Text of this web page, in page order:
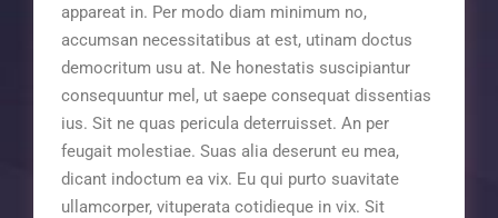
appareat in. Per modo diam minimum no,
accumsan necessitatibus at est, utinam doctus
democritum usu at. Ne honestatis suscipiantur
consequuntur mel, ut saepe consequat dissentias
ius. Sit ne quas pericula deterruisset. An per
feugait molestiae. Suas alia deserunt eu mea,
dicant indoctum ea vix. Eu qui purto suavitate
ullamcorper, vituperata cotidieque in vix. Sit